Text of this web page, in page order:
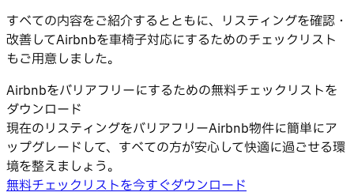
すべての内容をご紹介するとともに、リスティングを確認・
改善してAirbnbを車椅子対応にするためのチェックリスト
もご用意しました。
Airbnbをバリアフリーにするための無料チェックリストを
ダウンロード
現在のリスティングをバリアフリーAirbnb物件に簡単にア
ップグレードして、すべての方が安心して快適に過ごせる環
境を整えましょう。
無料チェックリストを今すぐダウンロード